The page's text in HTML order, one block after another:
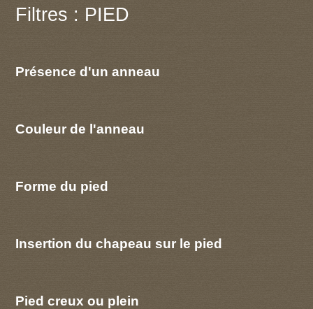
Filtres : PIED
Présence d'un anneau
Couleur de l'anneau
Forme du pied
Insertion du chapeau sur le pied
Pied creux ou plein